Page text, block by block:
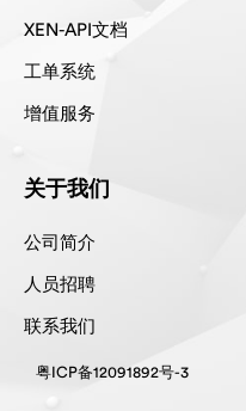
XEN-API文档
工单系统
增值服务
关于我们
公司简介
人员招聘
联系我们
粤ICP备12091892号-3